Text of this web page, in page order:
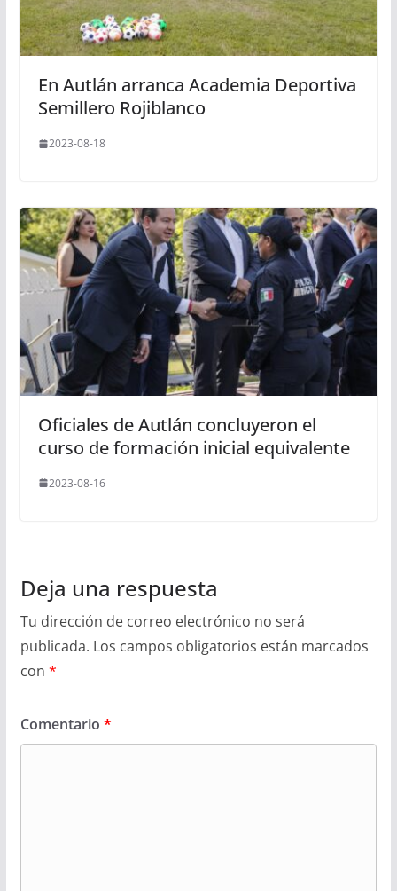
En Autlán arranca Academia Deportiva
Semillero Rojiblanco
2023-08-18
Oficiales de Autlán concluyeron el
curso de formación inicial equivalente
2023-08-16
Deja una respuesta
Tu dirección de correo electrónico no será
publicada. Los campos obligatorios están marcados
con *
Comentario *